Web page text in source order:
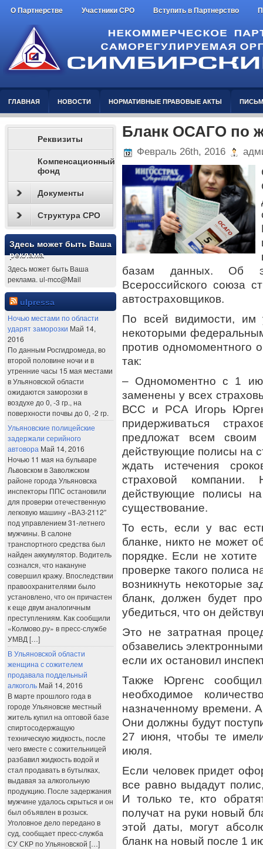
О Партнерстве Участники СРО Вступить в Партнерство
ГЛАВНАЯ НОВОСТИ НОРМАТИВНЫЕ ПРАВОВЫЕ АКТЫ
Реквизиты
Компенсационный
фонд
Документы
Структура СРО
Здесь может быть Ваша
реклама
Здесь может быть Ваша
реклама. ul-mcc@Mail
ulpressa
Ночью местами по области
ударят заморозки Май 14,
2016
По данным Росгидромеда, во
второй половине ночи и в
утренние часы 15 мая местами
в Ульяновской области
ожидаются заморозки в
воздухе до 0, -3 гр., на
поверхности почвы до 0, -2 гр.
Ульяновские полицейские
задержали серийного
автовора Май 14, 2016
Ночью 11 мая на бульваре
Львовском в Заволжском
районе города Ульяновска
инспекторы ППС остановили
для проверки отечественную
легковую машину «ВАЗ-2112″
под управлением 31-летнего
мужчины. В салоне
транспортного средства был
найден аккумулятор. Водитель
сознался, что накануне
совершил кражу. Впоследствии
правоохранителями было
установлено, что он причастен
к еще двум аналогичным
преступлениям. Как сообщили
«Колмово.ру» в пресс-службе
УМВД […]
В Ульяновской области
женщина с сожителем
продавала поддельный
алкоголь Май 14, 2016
В марте прошлого года в
городе Ульяновске местный
житель купил на оптовой базе
спиртосодержащую
техническую жидкость, после
чего вместе с сожительницей
разбавил жидкость водой и
стал продавать в бутылках,
выдавая за алкогольную
продукцию. После задержания
мужчине удалось скрыться и он
был объявлен в розыск.
Уголовное дело передано в
суд, сообщает пресс-служба
СУ СКР по Ульяновской […]
Бланк ОСАГО по
Февраль 26th, 2016
базам данных. Об
Всероссийского союза
автостраховщиков.
По всей видимости, им
некоторыми
против одномоментного
так:
– Одномоментно с 1
заменены у всех
ВСС и РСА Игорь
придерживаться
предложат всем своим
действующие полисы на
ждать истечения
страховой
действующие полисы
существование.
То есть, если у вас
бланке, никто не может
порядке. Если не
проверке такого полиса
возникнуть некоторые
бланк, должен будет
убедиться, что он
Это не затратная
обзавелись
если их остановил
Также Юргенс
необходимое
назначенному времени.
Они должны будут
27 июня, чтобы те
июля.
Если человек придет
все равно выдадут
И только те, кто
получат на руки новый
этой даты, могут
бланк на новый после 1